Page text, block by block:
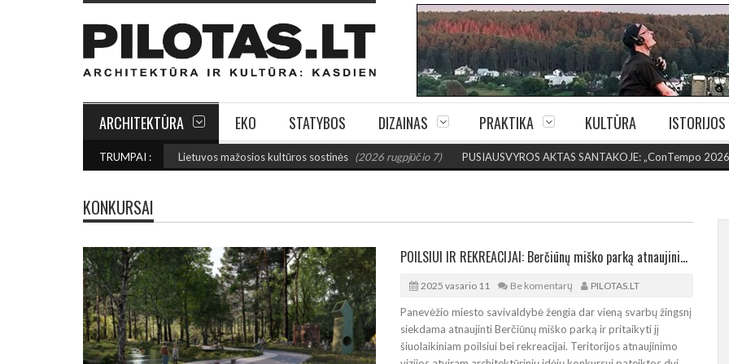
ARCHITEKTŪRA EKO STATYBOS DIZAINAS PRAKTIKA KULTŪRA ISTORIJOS
TRUMPAI :
Išrinktos 2027-ųjų Lietuvos mažosios kultūros sostinės (2026 rugpjūčio 7) PUSIAUSVYROS AKTAS SANTAKOJE: „ConTempo 2026“ uždarys
KONKURSAI
POILSIUI IR REKREACIJAI: Berčiūnų miško parką atnaujinimo konkurse – dvi koncepcijos
2025 vasario 11 Be komentarų PILOTAS.LT
Panevėžio miesto savivaldybė žengia dar vieną svarbų žingsnį
siekdama atnaujinti Berčiūnų miško parką ir pritaikyti jį
šiuolaikiniam poilsiui bei rekreacijai. Teritorijos atnaujinimo